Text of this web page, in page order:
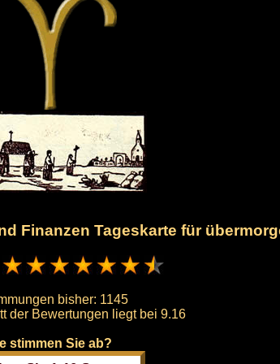
Finanzen Tageskarte für
bisher: 1145
der Bewertungen liegt bei 9.16
stimmen Sie ab?